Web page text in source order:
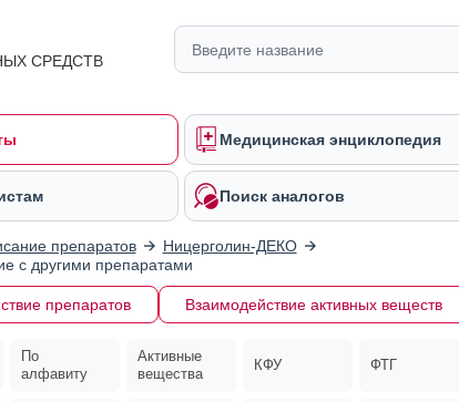
СРЕДСТВ
Медицинская энциклопедия
Поиск аналогов
препаратов
Ницерголин-ДЕКО
с другими препаратами
препаратов Взаимодействие активных веществ
По
алфавиту
Активные
вещества
КФУ ФТГ